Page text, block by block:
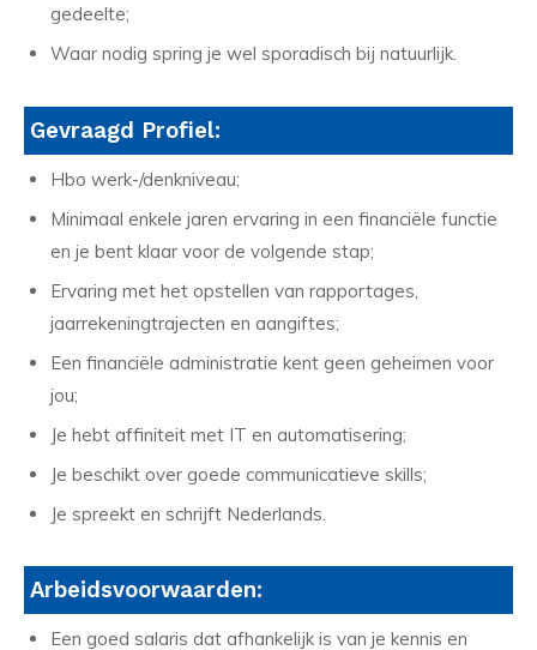
gedeelte;
Waar nodig spring je wel sporadisch bij natuurlijk.
Gevraagd Profiel:
Hbo werk-/denkniveau;
Minimaal enkele jaren ervaring in een financiële functie
en je bent klaar voor de volgende stap;
Ervaring met het opstellen van rapportages,
jaarrekeningtrajecten en aangiftes;
Een financiële administratie kent geen geheimen voor
jou;
Je hebt affiniteit met IT en automatisering;
Je beschikt over goede communicatieve skills;
Je spreekt en schrijft Nederlands.
Arbeidsvoorwaarden:
Een goed salaris dat afhankelijk is van je kennis en